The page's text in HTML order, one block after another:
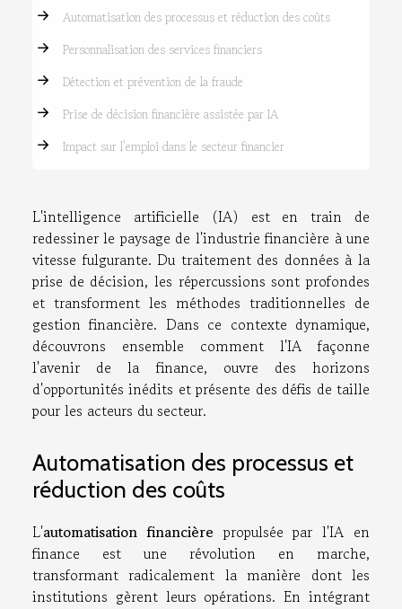
Automatisation des processus et réduction des coûts
Personnalisation des services financiers
Détection et prévention de la fraude
Prise de décision financière assistée par IA
Impact sur l'emploi dans le secteur financier
L'intelligence artificielle (IA) est en train de
redessiner le paysage de l'industrie financière à une
vitesse fulgurante. Du traitement des données à la
prise de décision, les répercussions sont profondes
et transforment les méthodes traditionnelles de
gestion financière. Dans ce contexte dynamique,
découvrons ensemble comment l'IA façonne
l'avenir de la finance, ouvre des horizons
d'opportunités inédits et présente des défis de taille
pour les acteurs du secteur.
Automatisation des processus et
réduction des coûts
L'automatisation financière propulsée par l'IA en
finance est une révolution en marche,
transformant radicalement la manière dont les
institutions gèrent leurs opérations. En intégrant